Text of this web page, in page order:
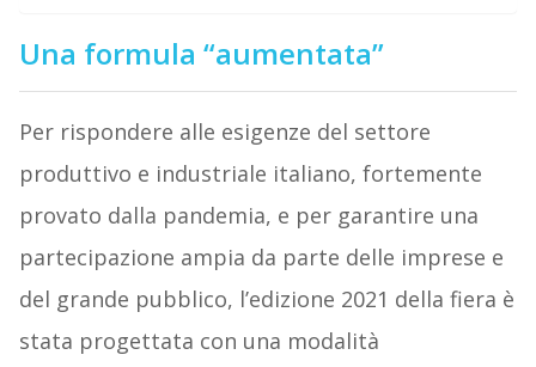
Una formula “aumentata”
Per rispondere alle esigenze del settore
produttivo e industriale italiano, fortemente
provato dalla pandemia, e per garantire una
partecipazione ampia da parte delle imprese e
del grande pubblico, l’edizione 2021 della fiera è
stata progettata con una modalità